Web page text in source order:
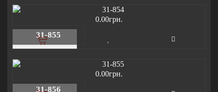
0.00грн.
31-855
0.00грн.
31-856